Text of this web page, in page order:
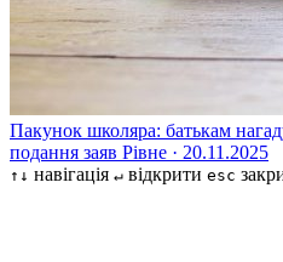
Пакунок школяра: батькам
подання заяв Рівне · 20.11.2025
↑↓ навігація ↵ відкрити esc